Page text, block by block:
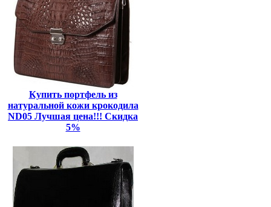
Купить портфель из
натуральной кожи крокодила
ND05 Лучшая цена!!! Скидка
5%